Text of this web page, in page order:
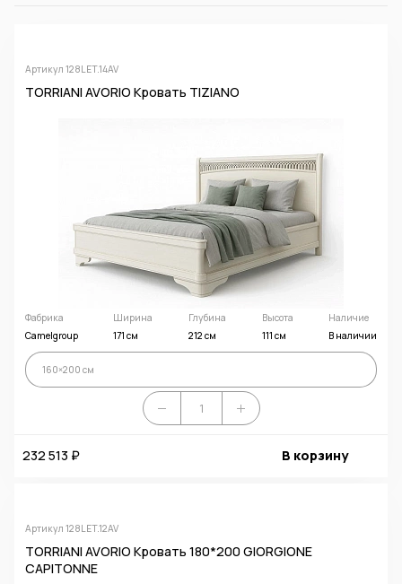
Артикул 128LET.14AV
TORRIANI AVORIO Кровать TIZIANO
Фабрика
Camelgroup
Ширина
171 см
Глубина
212 см
Высота
111 см
Наличие
В наличии
160×200 см
232 513 ₽ В корзину
Артикул 128LET.12AV
TORRIANI AVORIO Кровать 180*200 GIORGIONE
CAPITONNE